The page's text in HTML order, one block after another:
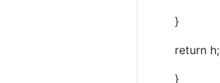
}
return h;
}